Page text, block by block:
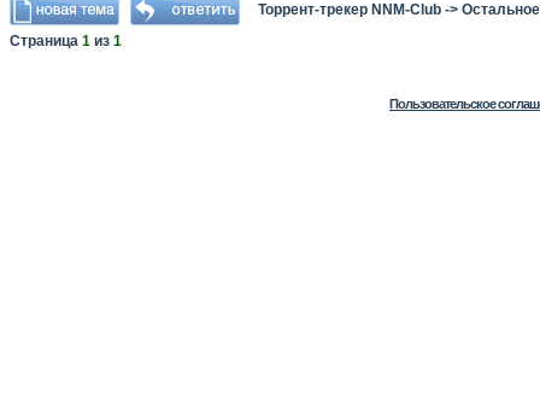
Торрент-трекер NNM-Club -> Остальное
Страница 1 из 1
Пользовательское